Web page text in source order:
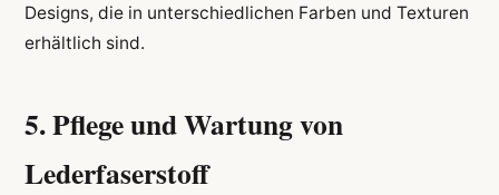
Designs, die in unterschiedlichen Farben und Texturen
erhältlich sind.
5. Pflege und Wartung von
Lederfaserstoff